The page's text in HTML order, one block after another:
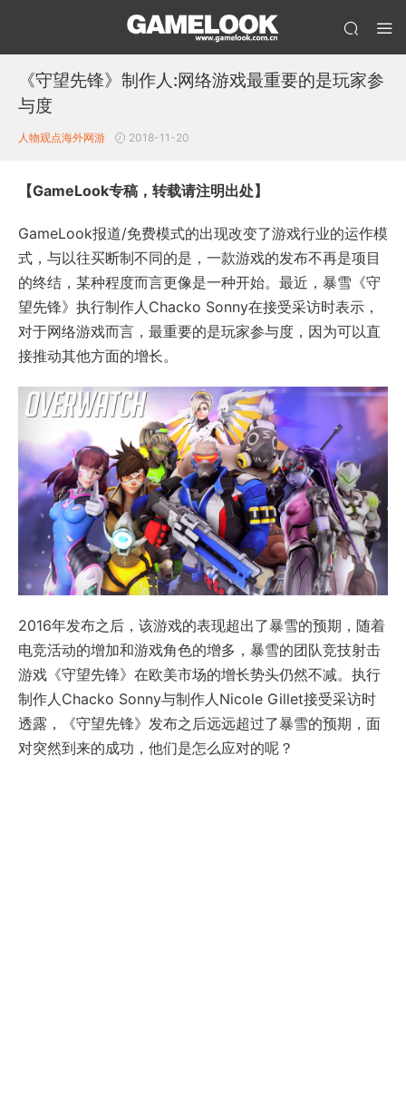
《守望先锋》制作人:网络游戏最重要的是玩家参
与度
人物观点海外网游 2018-11-20
【GameLook专稿，转载请注明出处】
GameLook报道/免费模式的出现改变了游戏行业的运作模
式，与以往买断制不同的是，一款游戏的发布不再是项目
的终结，某种程度而言更像是一种开始。最近，暴雪《守
望先锋》执行制作人Chacko Sonny在接受采访时表示，
对于网络游戏而言，最重要的是玩家参与度，因为可以直
接推动其他方面的增长。
2016年发布之后，该游戏的表现超出了暴雪的预期，随着
电竞活动的增加和游戏角色的增多，暴雪的团队竞技射击
游戏《守望先锋》在欧美市场的增长势头仍然不减。执行
制作人Chacko Sonny与制作人Nicole Gillet接受采访时
透露，《守望先锋》发布之后远远超过了暴雪的预期，面
对突然到来的成功，他们是怎么应对的呢？